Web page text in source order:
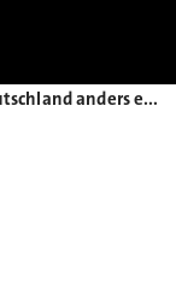
„Technologie muss in Deutschland anders erzählt werden“